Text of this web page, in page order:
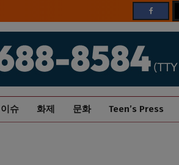
이슈 화제 문화 Teen’s Press